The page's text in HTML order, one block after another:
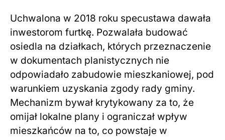
Uchwalona w 2018 roku specustawa dawała
inwestorom furtkę. Pozwalała budować
osiedla na działkach, których przeznaczenie
w dokumentach planistycznych nie
odpowiadało zabudowie mieszkaniowej, pod
warunkiem uzyskania zgody rady gminy.
Mechanizm bywał krytykowany za to, że
omijał lokalne plany i ograniczał wpływ
mieszkańców na to, co powstaje w